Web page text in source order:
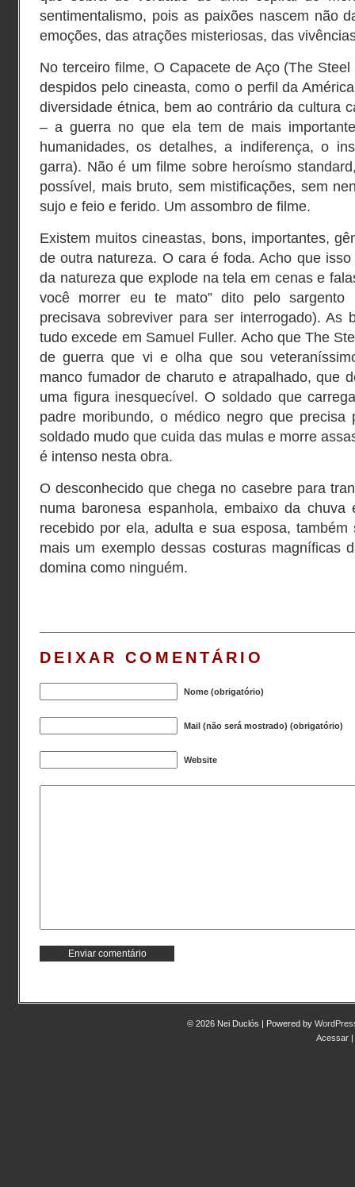
sentimentalismo, pois as paixões nascem não
emoções, das atrações misteriosas, das
No terceiro filme, O Capacete de Aço (The
despidos pelo cineasta, como o perfil da
diversidade étnica, bem ao contrário da cultura
– a guerra no que ela tem de mais
humanidades, os detalhes, a indiferença, o
garra). Não é um filme sobre heroísmo
possível, mais bruto, sem mistificações, sem
sujo e feio e ferido. Um assombro de filme.
Existem muitos cineastas, bons, importantes,
de outra natureza. O cara é foda. Acho que
da natureza que explode na tela em cenas e
você morrer eu te mato” dito pelo sargento
precisava sobreviver para ser interrogado). As
tudo excede em Samuel Fuller. Acho que The
de guerra que vi e olha que sou
manco fumador de charuto e atrapalhado, que
uma figura inesquecível. O soldado que
padre moribundo, o médico negro que precisa
soldado mudo que cuida das mulas e morre
é intenso nesta obra.
O desconhecido que chega no casebre para
numa baronesa espanhola, embaixo da
recebido por ela, adulta e sua esposa, também
mais um exemplo dessas costuras magníficas
domina como ninguém.
DEIXAR COMENTÁRIO
Nome (obrigatório)
Mail (não será mostrado) (obrigatório)
Website
© 2026 Nei Duclós | Powered by
Acessar